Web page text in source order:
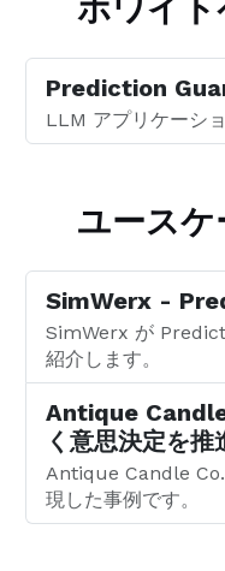
ホワイト
Prediction
LLM アプリケーシ
ユースケ
SimWerx -
SimWerx が
紹介します。
Antique
く意思決定を推
Antique Candle
現した事例です。